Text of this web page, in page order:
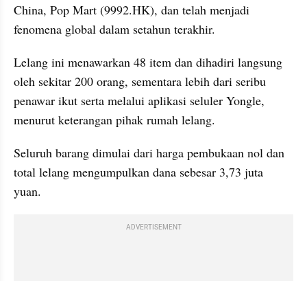
China, Pop Mart (9992.HK), dan telah menjadi
fenomena global dalam setahun terakhir.
Lelang ini menawarkan 48 item dan dihadiri langsung
oleh sekitar 200 orang, sementara lebih dari seribu
penawar ikut serta melalui aplikasi seluler Yongle,
menurut keterangan pihak rumah lelang.
Seluruh barang dimulai dari harga pembukaan nol dan
total lelang mengumpulkan dana sebesar 3,73 juta
yuan.
ADVERTISEMENT